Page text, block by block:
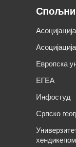
Спољни
Европска
ЕГЕА
Инфостуд
Српско
хендикепом